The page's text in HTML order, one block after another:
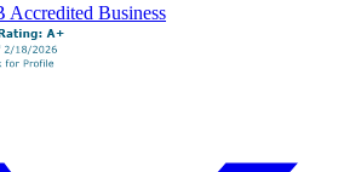
Accredited Business